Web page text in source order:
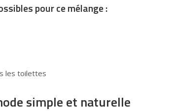
pour ce mélange :
les toilettes
simple et naturelle